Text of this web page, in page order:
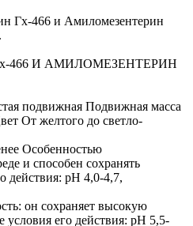
Гх-466 и Амиломезентерин
466 И АМИЛОМЕЗЕНТЕРИН
подвижная Подвижная масса
От желтого до светло-
Особенностью
и способен сохранять
действия: рН 4,0-4,7,
он сохраняет высокую
его действия: рН 5,5-